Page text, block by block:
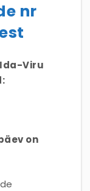
nr
Ida-Viru
on